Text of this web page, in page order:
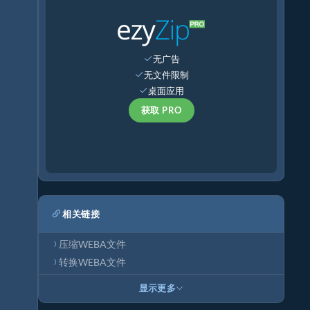
无广告
无文件限制
桌面应用
获取 PRO
相关链接
压缩WEBA文件
转换WEBA文件
显示更多